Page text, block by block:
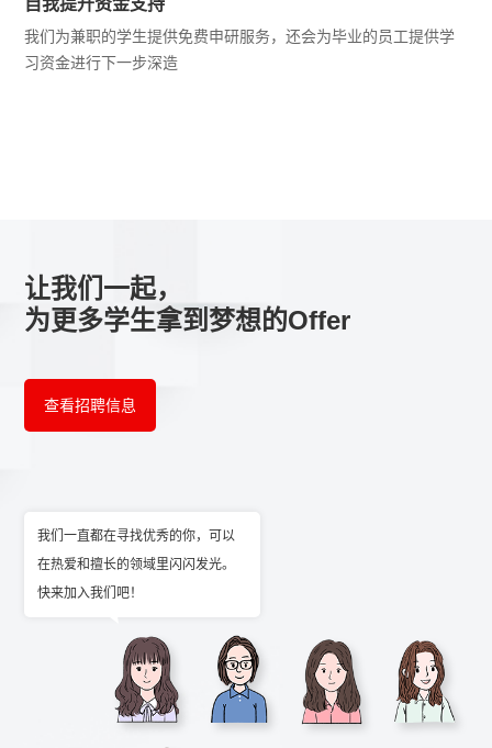
我们为兼职的学生提供免费申研服务，还会为毕业的员工提供学
习资金进行下一步深造
让我们⼀起，
为更多学⽣拿到梦想的Offer
查看招聘信息
我们⼀直都在寻找优秀的你，可以
在热爱和擅⻓的领域⾥闪闪发光。
快来加⼊我们吧！